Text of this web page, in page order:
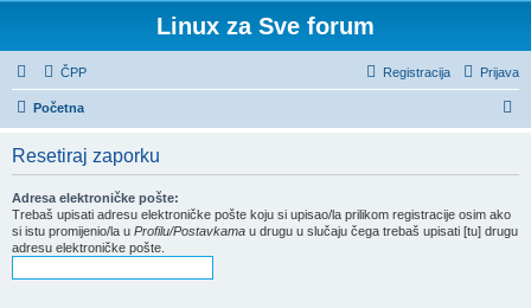
Linux za Sve forum
ČPP Prijava
Registracija
Početna
Resetiraj zaporku
Adresa elektroničke pošte:
Trebaš upisati adresu elektroničke pošte koju si upisao/la prilikom registracije osim ako
si istu promijenio/la u Profilu/Postavkama u drugu u slučaju čega trebaš upisati [tu] drugu
adresu elektroničke pošte.